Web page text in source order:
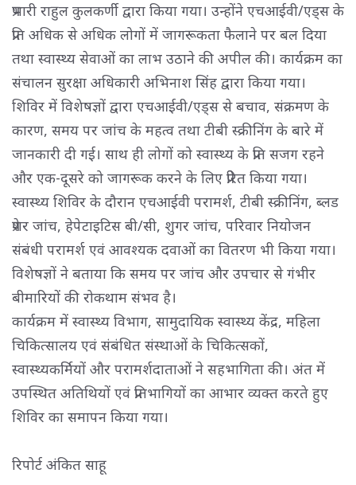
प्रभारी राहुल कुलकर्णी द्वारा किया गया। उन्होंने एचआईवी/एड्स के
प्रति अधिक से अधिक लोगों में जागरूकता फैलाने पर बल दिया
तथा स्वास्थ्य सेवाओं का लाभ उठाने की अपील की। कार्यक्रम का
संचालन सुरक्षा अधिकारी अभिनाश सिंह द्वारा किया गया।
शिविर में विशेषज्ञों द्वारा एचआईवी/एड्स से बचाव, संक्रमण के
कारण, समय पर जांच के महत्व तथा टीबी स्क्रीनिंग के बारे में
जानकारी दी गई। साथ ही लोगों को स्वास्थ्य के प्रति सजग रहने
और एक-दूसरे को जागरूक करने के लिए प्रेरित किया गया।
स्वास्थ्य शिविर के दौरान एचआईवी परामर्श, टीबी स्क्रीनिंग, ब्लड
प्रेशर जांच, हेपेटाइटिस बी/सी, शुगर जांच, परिवार नियोजन
संबंधी परामर्श एवं आवश्यक दवाओं का वितरण भी किया गया।
विशेषज्ञों ने बताया कि समय पर जांच और उपचार से गंभीर
बीमारियों की रोकथाम संभव है।
कार्यक्रम में स्वास्थ्य विभाग, सामुदायिक स्वास्थ्य केंद्र, महिला
चिकित्सालय एवं संबंधित संस्थाओं के चिकित्सकों,
स्वास्थ्यकर्मियों और परामर्शदाताओं ने सहभागिता की। अंत में
उपस्थित अतिथियों एवं प्रतिभागियों का आभार व्यक्त करते हुए
शिविर का समापन किया गया।
रिपोर्ट अंकित साहू